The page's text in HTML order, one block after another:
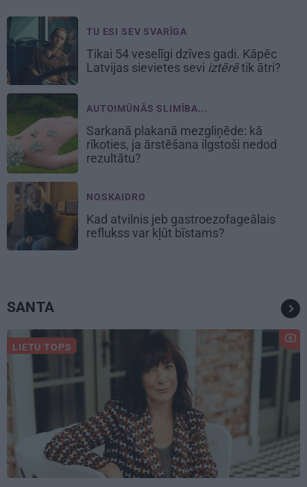
TU ESI SEV SVARĪGA
Tikai 54 veselīgi dzīves gadi. Kāpēc
Latvijas sievietes sevi iztērētik ātri?
AUTOIMŪNĀS SLIMĪBA...
Sarkanā plakanā mezgliņēde: kā
rīkoties, ja ārstēšana ilgstoši nedod
rezultātu?
NOSKAIDRO
Kad atvilnis jeb gastroezofageālais
reflukss var kļūt bīstams?
SANTA
LIETU TOPS